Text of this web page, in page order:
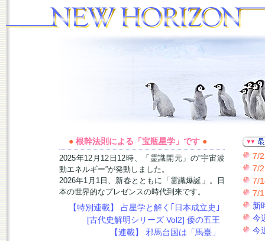
● 根幹法則による「宝瓶星学」です ●
2025年12月12日12時、「霊識開元」の“宇宙波
動エネルギー”が発動しました。
2026年1月1日、新春とともに「霊識爆誕」。日
本の世界的なプレゼンスの時代到来です。
【特別連載】 占星学と解く｢日本成立史｣
[古代史解明シリーズ Vol2] 倭の五王
【連載】 邪馬台国は「馬臺」
7/
7/
7/
7/
新
今
今